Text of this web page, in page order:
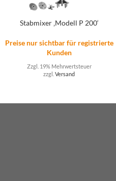
Stabmixer ‚Modell P 200‘
Preise nur sichtbar für registrierte
Kunden
Zzgl. 19% Mehrwertsteuer
zzgl. Versand